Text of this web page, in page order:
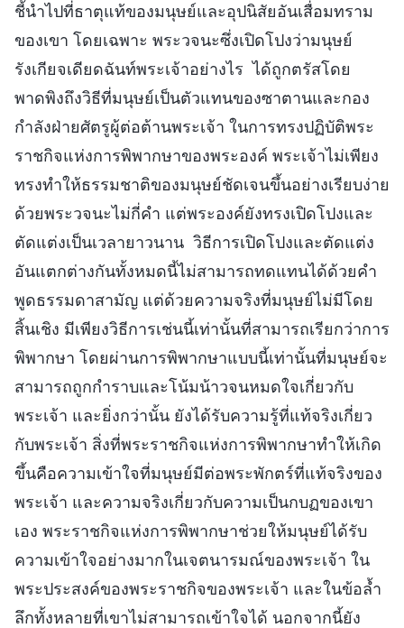
ชี้นำไปที่ธาตุแท้ของมนุษย์และอุปนิสัยอันเสื่อมทราม
ของเขา โดยเฉพาะ พระวจนะซึ่งเปิดโปงว่ามนุษย์
รังเกียจเดียดฉันท์พระเจ้าอย่างไร ได้ถูกตรัสโดย
พาดพิงถึงวิธีที่มนุษย์เป็นตัวแทนของซาตานและกอง
กำลังฝ่ายศัตรูผู้ต่อต้านพระเจ้า ในการทรงปฏิบัติพระ
ราชกิจแห่งการพิพากษาของพระองค์ พระเจ้าไม่เพียง
ทรงทำให้ธรรมชาติของมนุษย์ชัดเจนขึ้นอย่างเรียบง่าย
ด้วยพระวจนะไม่กี่คำ แต่พระองค์ยังทรงเปิดโปงและ
ตัดแต่งเป็นเวลายาวนาน วิธีการเปิดโปงและตัดแต่ง
อันแตกต่างกันทั้งหมดนี้ไม่สามารถทดแทนได้ด้วยคำ
พูดธรรมดาสามัญ แต่ด้วยความจริงที่มนุษย์ไม่มีโดย
สิ้นเชิง มีเพียงวิธีการเช่นนี้เท่านั้นที่สามารถเรียกว่าการ
พิพากษา โดยผ่านการพิพากษาแบบนี้เท่านั้นที่มนุษย์จะ
สามารถถูกกำราบและโน้มน้าวจนหมดใจเกี่ยวกับ
พระเจ้า และยิ่งกว่านั้น ยังได้รับความรู้ที่แท้จริงเกี่ยว
กับพระเจ้า สิ่งที่พระราชกิจแห่งการพิพากษาทำให้เกิด
ขึ้นคือความเข้าใจที่มนุษย์มีต่อพระพักตร์ที่แท้จริงของ
พระเจ้า และความจริงเกี่ยวกับความเป็นกบฏของเขา
เอง พระราชกิจแห่งการพิพากษาช่วยให้มนุษย์ได้รับ
ความเข้าใจอย่างมากในเจตนารมณ์ของพระเจ้า ใน
พระประสงค์ของพระราชกิจของพระเจ้า และในข้อล้ำ
ลึกทั้งหลายที่เขาไม่สามารถเข้าใจได้ นอกจากนี้ยัง